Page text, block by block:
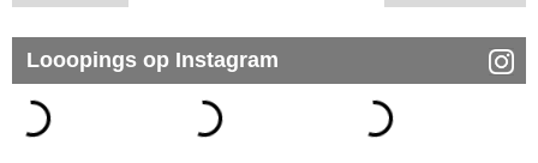
Looopings op Instagram